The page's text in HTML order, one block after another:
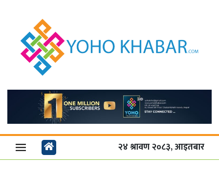
२४ श्रावण २०८३, आइतबार